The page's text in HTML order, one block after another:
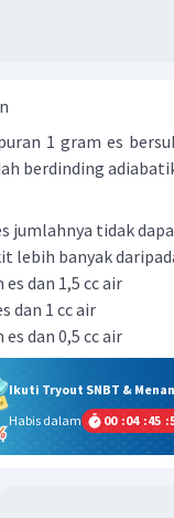
1 gram es
berdinding
jumlahnya tidak
lebih banyak
es dan 1,5 cc air
dan 1 cc air
es dan 0,5 cc air
Ikuti Tryout SNBT &
Habis dalam
00 :04 :45 :